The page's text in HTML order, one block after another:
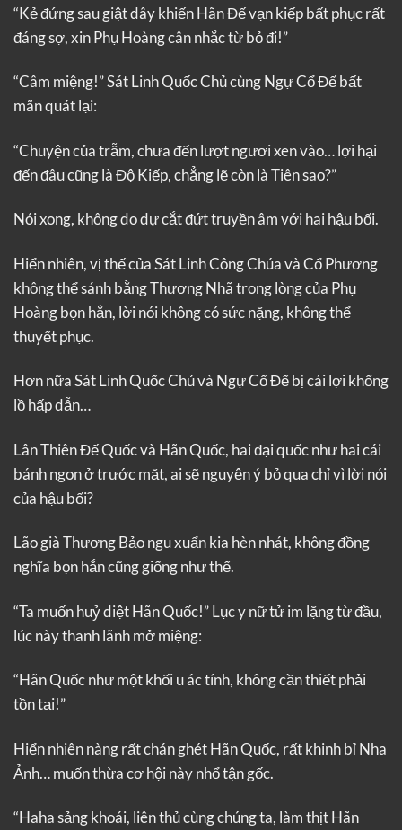
“Kẻ đứng sau giật dây khiến Hãn Đế vạn kiếp bất phục rất
đáng sợ, xin Phụ Hoàng cân nhắc từ bỏ đi!”
“Câm miệng!” Sát Linh Quốc Chủ cùng Ngự Cổ Đế bất
mãn quát lại:
“Chuyện của trẫm, chưa đến lượt ngươi xen vào… lợi hại
đến đâu cũng là Độ Kiếp, chẳng lẽ còn là Tiên sao?”
Nói xong, không do dự cắt đứt truyền âm với hai hậu bối.
Hiển nhiên, vị thế của Sát Linh Công Chúa và Cổ Phương
không thể sánh bằng Thương Nhã trong lòng của Phụ
Hoàng bọn hắn, lời nói không có sức nặng, không thể
thuyết phục.
Hơn nữa Sát Linh Quốc Chủ và Ngự Cổ Đế bị cái lợi khổng
lồ hấp dẫn…
Lân Thiên Đế Quốc và Hãn Quốc, hai đại quốc như hai cái
bánh ngon ở trước mặt, ai sẽ nguyện ý bỏ qua chỉ vì lời nói
của hậu bối?
Lão già Thương Bảo ngu xuẩn kia hèn nhát, không đồng
nghĩa bọn hắn cũng giống như thế.
“Ta muốn huỷ diệt Hãn Quốc!” Lục y nữ tử im lặng từ đầu,
lúc này thanh lãnh mở miệng:
“Hãn Quốc như một khối u ác tính, không cần thiết phải
tồn tại!”
Hiển nhiên nàng rất chán ghét Hãn Quốc, rất khinh bỉ Nha
Ảnh… muốn thừa cơ hội này nhổ tận gốc.
“Haha sảng khoái, liên thủ cùng chúng ta, làm thịt Hãn